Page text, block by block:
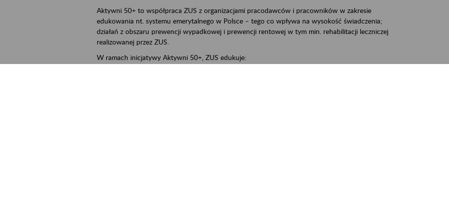
Aktywni 50+ to współpraca ZUS z organizacjami pracodawców i pracowników w zakresie
edukowania nt. systemu emerytalnego w Polsce – tego co wpływa na wysokość świadczenia;
działań z obszaru prewencji wypadkowej i prewencji rentowej w tym min. rehabilitacji leczniczej
realizowanej przez ZUS.
W ramach inicjatywy Aktywni 50+, ZUS edukuje: